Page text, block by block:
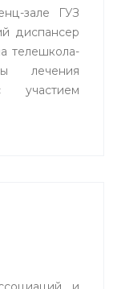
зале ГУЗ
диспансер
телешкола-
лечения
участием